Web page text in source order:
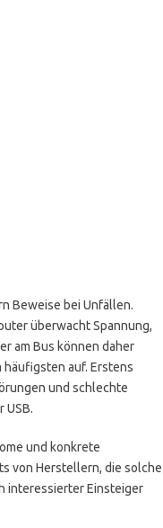
Beweise bei Unfällen.
überwacht Spannung,
am Bus können daher
häufigsten auf. Erstens
und schlechte
USB.
und konkrete
von Herstellern, die solche
interessierter Einsteiger